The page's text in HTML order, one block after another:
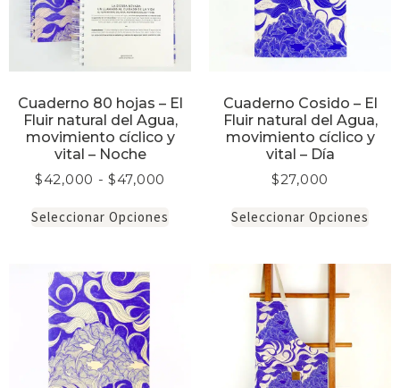
Cuaderno 80 hojas – El
Fluir natural del Agua,
movimiento cíclico y
vital – Noche
$42,000 - $47,000
Seleccionar Opciones
Cuaderno Cosido – El
Fluir natural del Agua,
movimiento cíclico y
vital – Día
$27,000
Seleccionar Opciones